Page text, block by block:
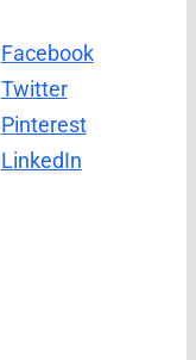
Facebook
Twitter
Pinterest
LinkedIn